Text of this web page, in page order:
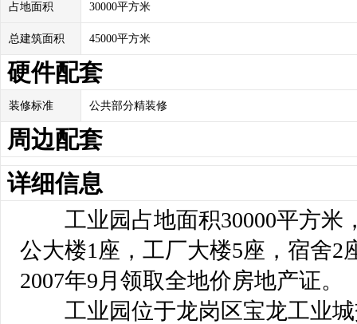
占地面积 30000平方米
总建筑面积 45000平方米
硬件配套
装修标准 公共部分精装修
周边配套
详细信息
工业园占地面积30000平方米
公大楼1座，工厂大楼5座，宿舍2
2007年9月领取全地价房地产证。
工业园位于龙岗区宝龙工业城